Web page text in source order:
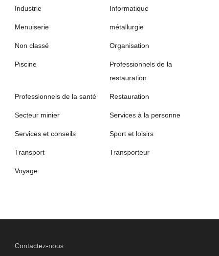
Industrie Informatique
Menuiserie métallurgie
Non classé Organisation
Piscine
Professionnels de la
restauration
Professionnels de la santé Restauration
Secteur minier Services à la personne
Services et conseils Sport et loisirs
Transport Transporteur
Voyage
Contactez-nous